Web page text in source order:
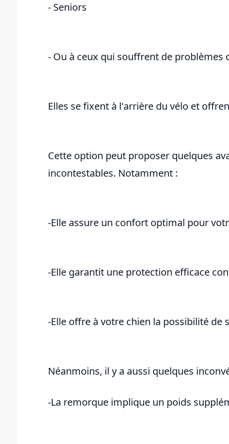
- Seniors
- Ou à ceux qui souffrent de problèmes
Elles se fixent à l'arrière du vélo et
Cette option peut proposer quelques
incontestables. Notamment :
-Elle assure un confort optimal pour
-Elle garantit une protection efficace
-Elle offre à votre chien la possibilité de
Néanmoins, il y a aussi quelques
-La remorque implique un poids